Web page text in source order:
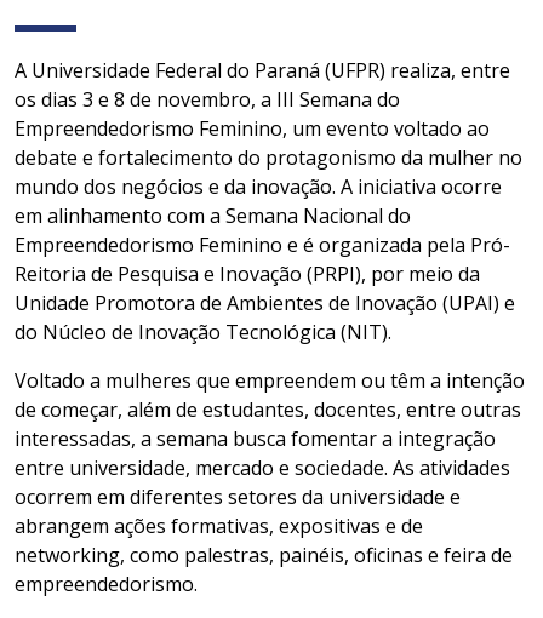
A Universidade Federal do Paraná (UFPR) realiza, entre
os dias 3 e 8 de novembro, a III Semana do
Empreendedorismo Feminino, um evento voltado ao
debate e fortalecimento do protagonismo da mulher no
mundo dos negócios e da inovação. A iniciativa ocorre
em alinhamento com a Semana Nacional do
Empreendedorismo Feminino e é organizada pela Pró-
Reitoria de Pesquisa e Inovação (PRPI), por meio da
Unidade Promotora de Ambientes de Inovação (UPAI) e
do Núcleo de Inovação Tecnológica (NIT).
Voltado a mulheres que empreendem ou têm a intenção
de começar, além de estudantes, docentes, entre outras
interessadas, a semana busca fomentar a integração
entre universidade, mercado e sociedade. As atividades
ocorrem em diferentes setores da universidade e
abrangem ações formativas, expositivas e de
networking, como palestras, painéis, oficinas e feira de
empreendedorismo.